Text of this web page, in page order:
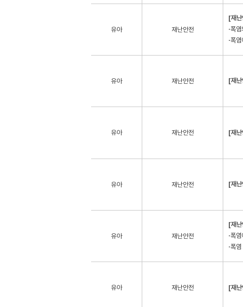
유아 재난안전
[재
⋅폭
⋅폭
유아 재난안전 [재
유아 재난안전 [재
유아 재난안전 [재
유아 재난안전
[재
⋅폭
⋅폭
유아 재난안전 [재